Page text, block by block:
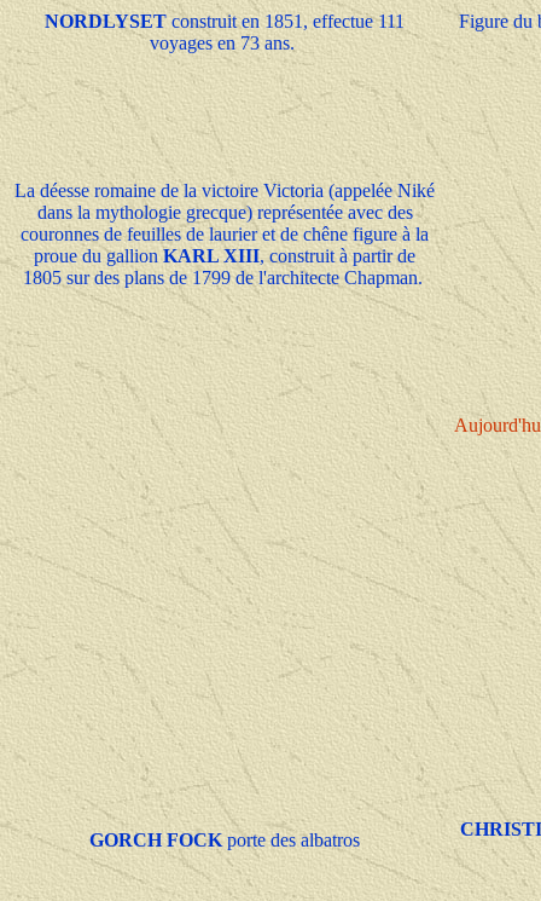
NORDLYSET construit en 1851, effectue 111
voyages en 73 ans.
Figure du
La déesse romaine de la victoire Victoria (appelée Niké
dans la mythologie grecque) représentée avec des
couronnes de feuilles de laurier et de chêne figure à la
proue du gallionKARL XIII, construit à partir de
1805 sur des plans de 1799 de l'architecte Chapman.
GORCH FOCK porte des albatros